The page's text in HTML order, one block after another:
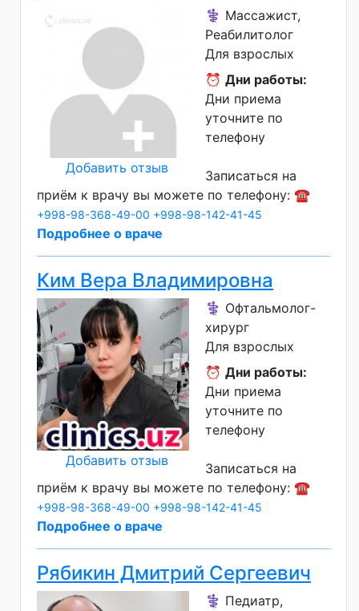
Добавить отзыв
⚕️ Массажист,
Реабилитолог
Для взрослых
⏰ Дни работы:
Дни приема
уточните по
телефону
Записаться на
приём к врачу вы можете по телефону: ☎️
+998-98-368-49-00 +998-98-142-41-45
Подробнее о враче
Ким Вера Владимировна
Добавить отзыв
⚕️ Офтальмолог-
хирург
Для взрослых
⏰ Дни работы:
Дни приема
уточните по
телефону
Записаться на
приём к врачу вы можете по телефону: ☎️
+998-98-368-49-00 +998-98-142-41-45
Подробнее о враче
Рябикин Дмитрий Сергеевич
⚕️ Педиатр,